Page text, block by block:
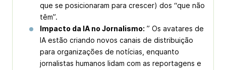
que se posicionaram para crescer) dos “que não
têm”.
Impacto da IA no Jornalismo: ” Os avatares de
IA estão criando novos canais de distribuição
para organizações de notícias, enquanto
jornalistas humanos lidam com as reportagens e